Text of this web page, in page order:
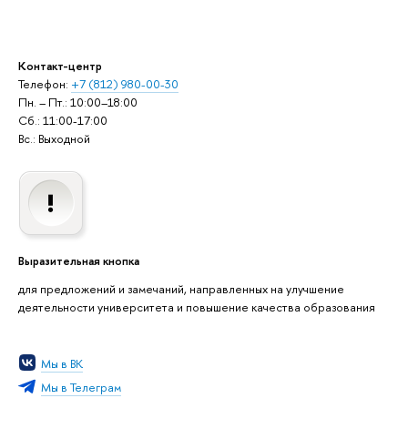
Контакт-центр
Телефон: +7 (812) 980-00-30
Пн. – Пт.: 10:00–18:00
Сб.: 11:00-17:00
Вс.: Выходной
Выразительная кнопка
для предложений и замечаний, направленных на улучшение
деятельности университета и повышение качества образования
Мы в ВК
Мы в Телеграм